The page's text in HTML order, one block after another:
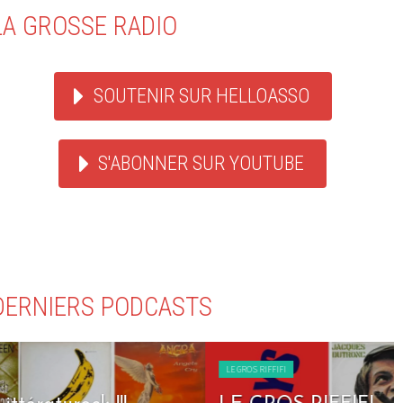
GROSSE RADIO
SOUTENIR SUR HELLOASSO
S'ABONNER SUR YOUTUBE
PODCASTS
LE GROS RIFFIFI